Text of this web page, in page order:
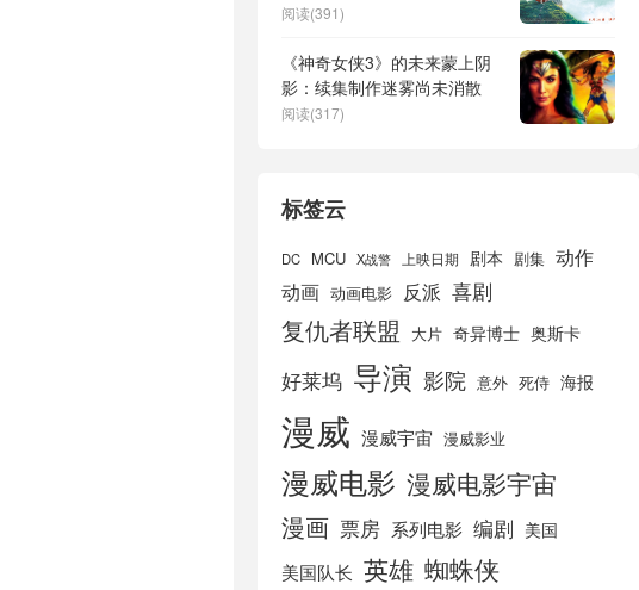
阅读(391)
《神奇女侠3》的未来蒙上阴
影：续集制作迷雾尚未消散
阅读(317)
标签云
DC MCU X战警 上映日期 剧本 剧集 动作
动画 动画电影 反派 喜剧
复仇者联盟 大片 奇异博士 奥斯卡
好莱坞 导演 影院 意外 死侍 海报
漫威 漫威宇宙 漫威影业
漫威电影 漫威电影宇宙
漫画 票房 系列电影 编剧 美国
美国队长 英雄 蜘蛛侠